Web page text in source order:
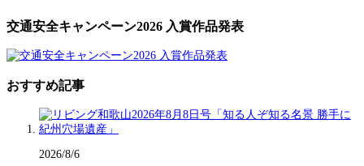
交通安全キャンペーン2026 入賞作品発表
おすすめ記事
2026/8/6